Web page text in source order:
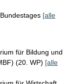
[alle
für Bildung und
(20. WP) [alle